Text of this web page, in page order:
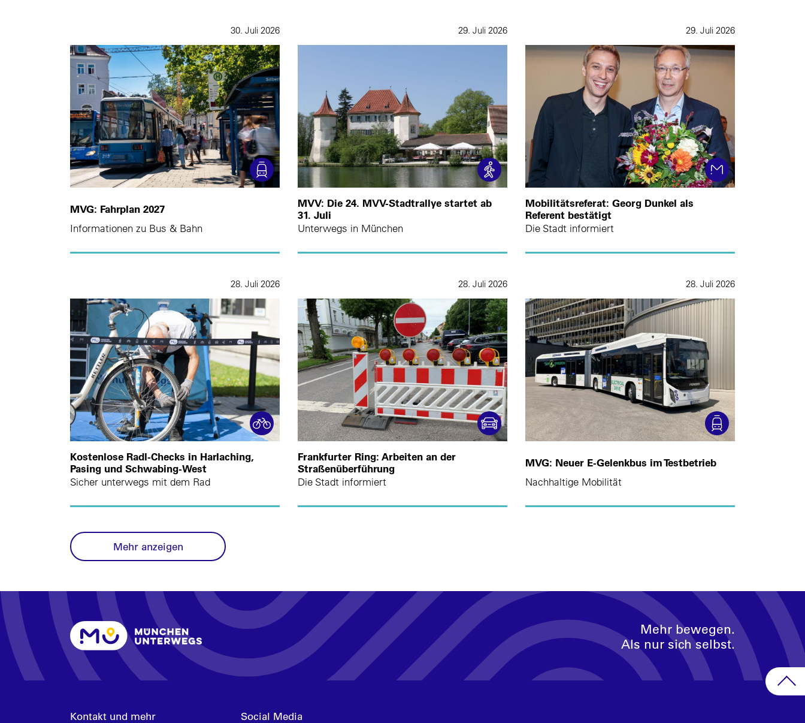
30. Juli 2026
MVG: Fahrplan 2027
Informationen zu Bus & Bahn
29. Juli 2026
MVV: Die 24. MVV-Stadtrallye startet ab
31. Juli
Unterwegs in München
29. Juli 2026
Mobilitätsreferat: Georg Dunkel als
Referent bestätigt
Die Stadt informiert
28. Juli 2026
Kostenlose Radl-Checks in Harlaching,
Pasing und Schwabing-West
Sicher unterwegs mit dem Rad
28. Juli 2026
Frankfurter Ring: Arbeiten an der
Straßenüberführung
Die Stadt informiert
28. Juli 2026
MVG: Neuer E-Gelenkbus im Testbetrieb
Nachhaltige Mobilität
Mehr anzeigen
Mehr bewegen.
Als nur sich selbst.
Kontakt und mehr Social Media